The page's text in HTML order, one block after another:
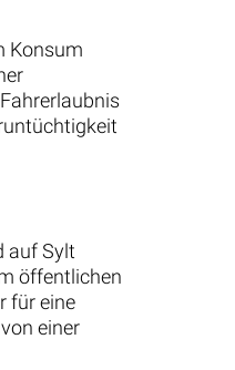
Konsum
auf Sylt
öffentlichen
für eine
einer